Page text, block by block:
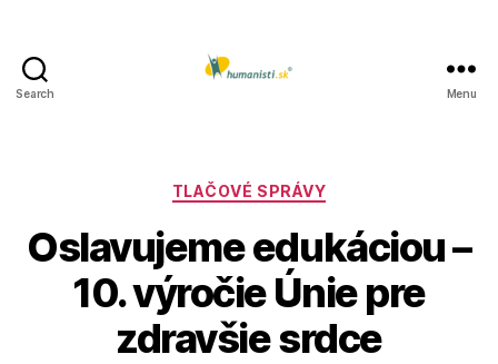
Search Menu
Kategórie
TLAČOVÉ SPRÁVY
Oslavujeme edukáciou –
10. výročie Únie pre
zdravšie srdce